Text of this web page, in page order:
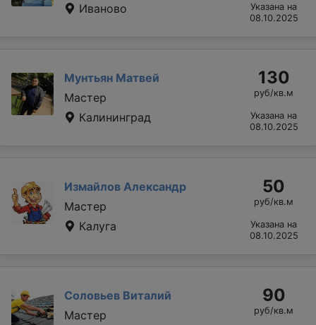
Иваново
Указана на
08.10.2025
Мунтьян Матвей
Мастер
Калининград
130
руб/кв.м
Указана на
08.10.2025
Измайлов Александр
Мастер
Калуга
50
руб/кв.м
Указана на
08.10.2025
Соловьев Виталий
Мастер
90
руб/кв.м